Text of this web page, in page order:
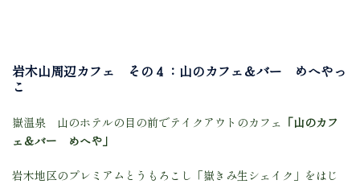
岩木山周辺カフェ その４：山のカフェ＆バー めへやっ
こ
嶽温泉 山のホテルの目の前でテイクアウトのカフェ 「山のカフ
ェ＆バー めへや」
岩木地区のプレミアムとうもろこし「嶽きみ生シェイク」をはじ